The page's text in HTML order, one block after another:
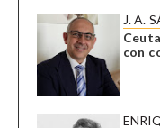
J. A.
con